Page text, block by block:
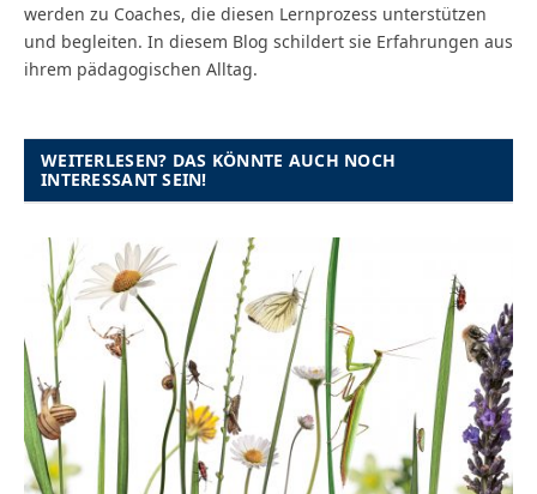
werden zu Coaches, die diesen Lernprozess unterstützen
und begleiten. In diesem Blog schildert sie Erfahrungen aus
ihrem pädagogischen Alltag.
WEITERLESEN? DAS KÖNNTE AUCH NOCH
INTERESSANT SEIN!